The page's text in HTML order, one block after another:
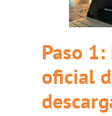
Paso
oficial